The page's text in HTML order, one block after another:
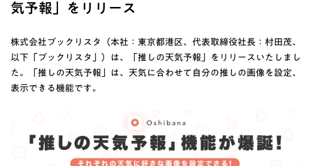
気予報」をリリース
株式会社ブックリスタ（本社：東京都港区、代表取締役社長：村田茂、
以下「ブックリスタ」）は、「推しの天気予報」をリリースいたしまし
た。「推しの天気予報」は、天気に合わせて自分の推しの画像を設定、
表示できる機能です。